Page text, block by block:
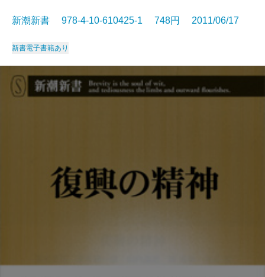
新潮新書 978-4-10-610425-1 748円 2011/06/17
新書電子書籍あり